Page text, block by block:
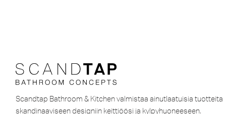
Scandtap Bathroom & Kitchen valmistaa ainutlaatuisia tuotteita
skandinaaviseen designiin keittiöösi ja kylpyhuoneeseen.